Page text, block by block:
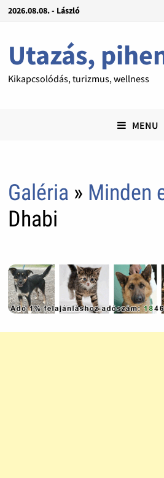
2026.08.08. - László
Utazás,
Kikapcsolódás, turizmus, wellness
MENU
Galéria » Minden
Dhabi